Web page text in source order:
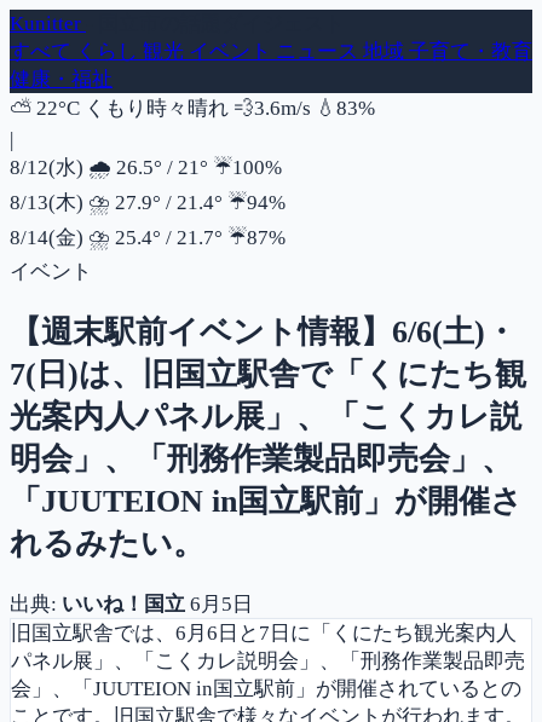
Kunitter
すべて くらし 観光 イベント ニュース 地域 子育て・教育
健康・福祉
⛅ 22°C くもり時々晴れ 💨風速
3.6m/s 💧 湿度
83%
|
8/12(水) 🌧️ 26.5° / 21° ☔降水確率
100%
8/13(木) ⛈️ 27.9° / 21.4° ☔降水確率
94%
8/14(金) ⛈️ 25.4° / 21.7° ☔降水確率
87%
イベント
【週末駅前イベント情報】6/6(土)・
7(日)は、旧国立駅舎で「くにたち観
光案内人パネル展」、「こくカレ説
明会」、「刑務作業製品即売会」、
「JUUTEION in国立駅前」が開催さ
れるみたい。
出典: いいね！国立 6月5日
旧国立駅舎では、6月6日と7日に「くにたち観光案内人
パネル展」、「こくカレ説明会」、「刑務作業製品即売
会」、「JUUTEION in国立駅前」が開催されているとの
ことです。旧国立駅舎で様々なイベントが行われます。